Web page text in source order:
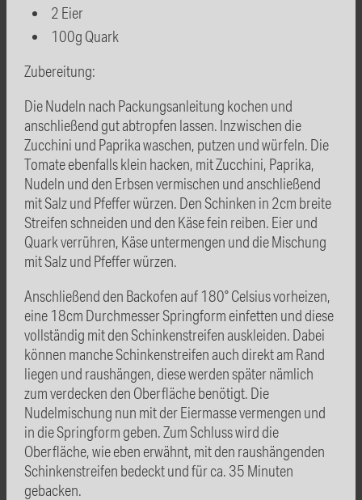
2 Eier
100g Quark
Zubereitung:
Die Nudeln nach Packungsanleitung kochen und
anschließend gut abtropfen lassen. Inzwischen die
Zucchini und Paprika waschen, putzen und würfeln. Die
Tomate ebenfalls klein hacken, mit Zucchini, Paprika,
Nudeln und den Erbsen vermischen und anschließend
mit Salz und Pfeffer würzen. Den Schinken in 2cm breite
Streifen schneiden und den Käse fein reiben. Eier und
Quark verrühren, Käse untermengen und die Mischung
mit Salz und Pfeffer würzen.
Anschließend den Backofen auf 180° Celsius vorheizen,
eine 18cm Durchmesser Springform einfetten und diese
vollständig mit den Schinkenstreifen auskleiden. Dabei
können manche Schinkenstreifen auch direkt am Rand
liegen und raushängen, diese werden später nämlich
zum verdecken den Oberfläche benötigt. Die
Nudelmischung nun mit der Eiermasse vermengen und
in die Springform geben. Zum Schluss wird die
Oberfläche, wie eben erwähnt, mit den raushängenden
Schinkenstreifen bedeckt und für ca. 35 Minuten
gebacken.